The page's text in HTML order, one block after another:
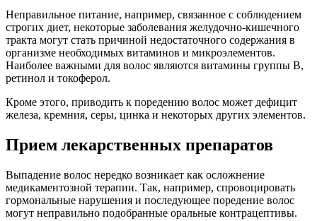
Неправильное питание, например, связанное с соблюдением
строгих диет, некоторые заболевания желудочно-кишечного
тракта могут стать причиной недостаточного содержания в
организме необходимых витаминов и микроэлементов.
Наиболее важными для волос являются витамины группы В,
ретинол и токоферол.
Кроме этого, приводить к поредению волос может дефицит
железа, кремния, серы, цинка и некоторых других элементов.
Прием лекарственных препаратов
Выпадение волос нередко возникает как осложнение
медикаментозной терапии. Так, например, спровоцировать
гормональные нарушения и последующее поредение волос
могут неправильно подобранные оральные контрацептивы.